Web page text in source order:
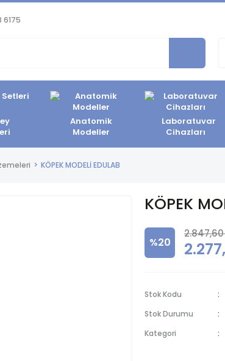
6175
Anatomik
Modeller
Laboratuvar
Cihazları
KÖPEK MODELİ EDULAB
KÖPEK
%20
2.847,60
Stok Kodu
Stok Durumu
Kategori